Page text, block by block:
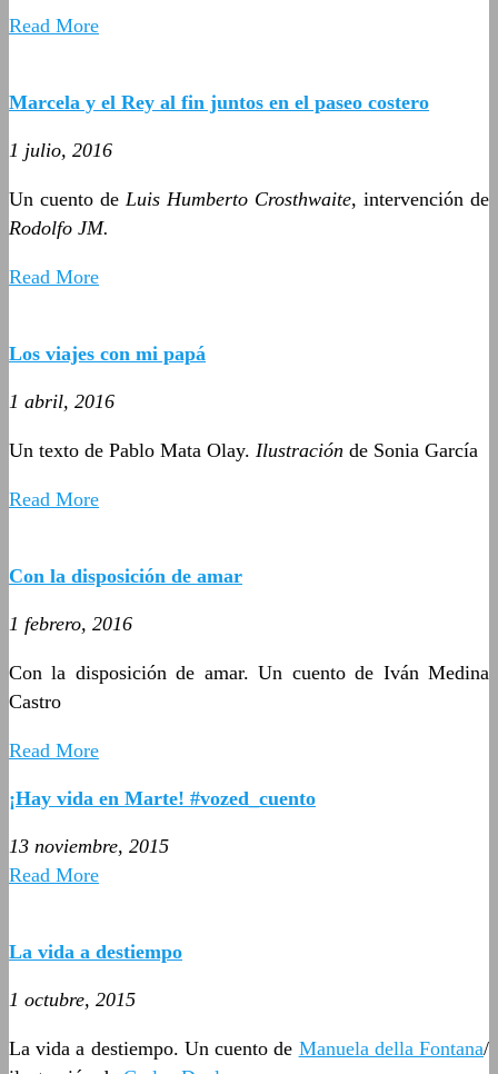
Read More
Marcela y el Rey al fin juntos en el paseo costero
1 julio, 2016
Un cuento de Luis Humberto Crosthwaite, intervención de
Rodolfo JM.
Read More
Los viajes con mi papá
1 abril, 2016
Un texto de Pablo Mata Olay. Ilustración de Sonia García
Read More
Con la disposición de amar
1 febrero, 2016
Con la disposición de amar. Un cuento de Iván Medina
Castro
Read More
¡Hay vida en Marte! #vozed_cuento
13 noviembre, 2015
Read More
La vida a destiempo
1 octubre, 2015
La vida a destiempo. Un cuento de Manuela della Fontana/